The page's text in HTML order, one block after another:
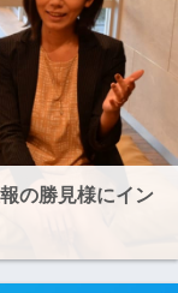
の勝見様にイン